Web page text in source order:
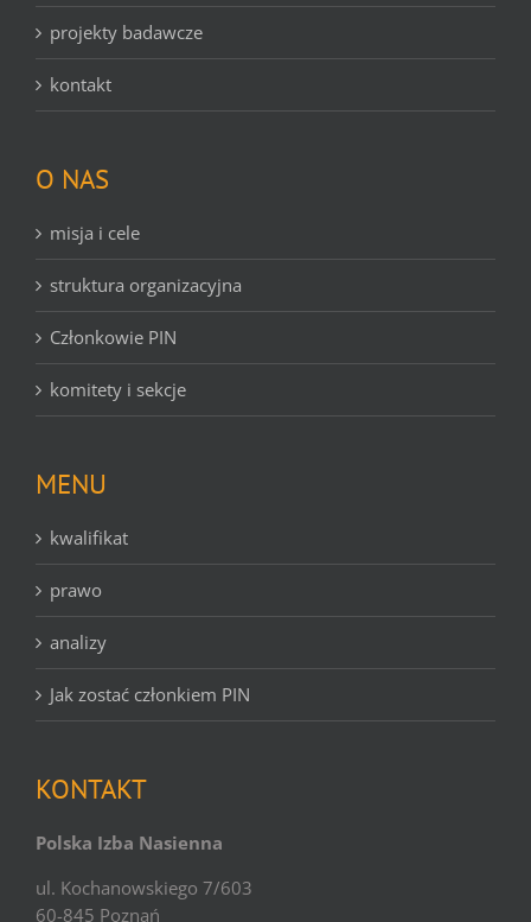
projekty badawcze
kontakt
O NAS
misja i cele
struktura organizacyjna
Członkowie PIN
komitety i sekcje
MENU
kwalifikat
prawo
analizy
Jak zostać członkiem PIN
KONTAKT
Polska Izba Nasienna
ul. Kochanowskiego 7/603
60-845 Poznań